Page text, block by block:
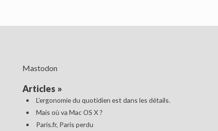
Mastodon
Articles »
L’ergonomie du quotidien est dans les détails.
Mais où va Mac OS X ?
Paris.fr, Paris perdu